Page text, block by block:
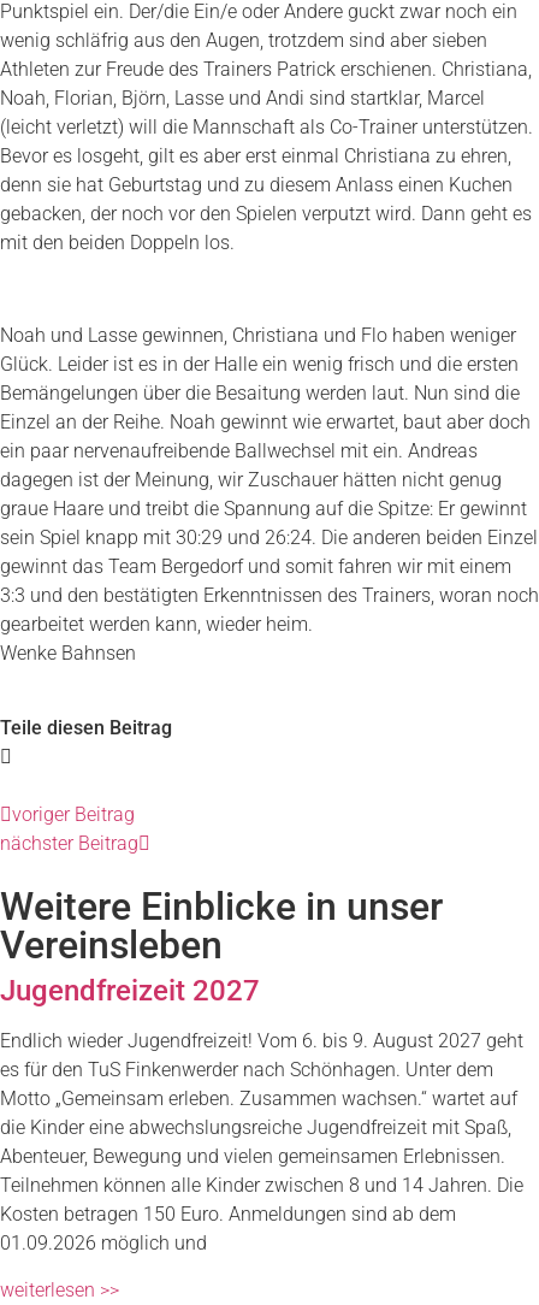
Punktspiel ein. Der/die Ein/e oder Andere guckt zwar noch ein
wenig schläfrig aus den Augen, trotzdem sind aber sieben
Athleten zur Freude des Trainers Patrick erschienen. Christiana,
Noah, Florian, Björn, Lasse und Andi sind startklar, Marcel
(leicht verletzt) will die Mannschaft als Co-Trainer unterstützen.
Bevor es losgeht, gilt es aber erst einmal Christiana zu ehren,
denn sie hat Geburtstag und zu diesem Anlass einen Kuchen
gebacken, der noch vor den Spielen verputzt wird. Dann geht es
mit den beiden Doppeln los.
Noah und Lasse gewinnen, Christiana und Flo haben weniger
Glück. Leider ist es in der Halle ein wenig frisch und die ersten
Bemängelungen über die Besaitung werden laut. Nun sind die
Einzel an der Reihe. Noah gewinnt wie erwartet, baut aber doch
ein paar nervenaufreibende Ballwechsel mit ein. Andreas
dagegen ist der Meinung, wir Zuschauer hätten nicht genug
graue Haare und treibt die Spannung auf die Spitze: Er gewinnt
sein Spiel knapp mit 30:29 und 26:24. Die anderen beiden Einzel
gewinnt das Team Bergedorf und somit fahren wir mit einem
3:3 und den bestätigten Erkenntnissen des Trainers, woran noch
gearbeitet werden kann, wieder heim.
Wenke Bahnsen
Teile diesen Beitrag
voriger Beitrag
nächster Beitrag
Weitere Einblicke in unser
Vereinsleben
Jugendfreizeit 2027
Endlich wieder Jugendfreizeit! Vom 6. bis 9. August 2027 geht
es für den TuS Finkenwerder nach Schönhagen. Unter dem
Motto „Gemeinsam erleben. Zusammen wachsen.“ wartet auf
die Kinder eine abwechslungsreiche Jugendfreizeit mit Spaß,
Abenteuer, Bewegung und vielen gemeinsamen Erlebnissen.
Teilnehmen können alle Kinder zwischen 8 und 14 Jahren. Die
Kosten betragen 150 Euro. Anmeldungen sind ab dem
01.09.2026 möglich und
weiterlesen >>